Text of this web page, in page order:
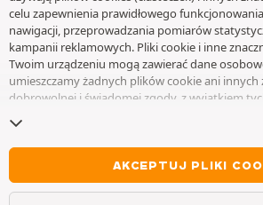
celu zapewnienia prawidłowego
nawigacji, przeprowadzania pomiarów
kampanii reklamowych. Pliki cookie i inne
Twoim urządzeniu mogą zawierać dane
umieszczamy żadnych plików cookie ani innych
dobrowolnej i świadomej zgody, z wyjątkiem
wycofać swoją zgodę w dowolnym momencie,
plikami cookie i innymi znacznikami. Możesz
bez akceptowania plików cookie lub innych
wyklucza dostępu do usług AD TYRES. Aby
zapraszamy do odwiedzenia
AKCEPTUJ PLIKI